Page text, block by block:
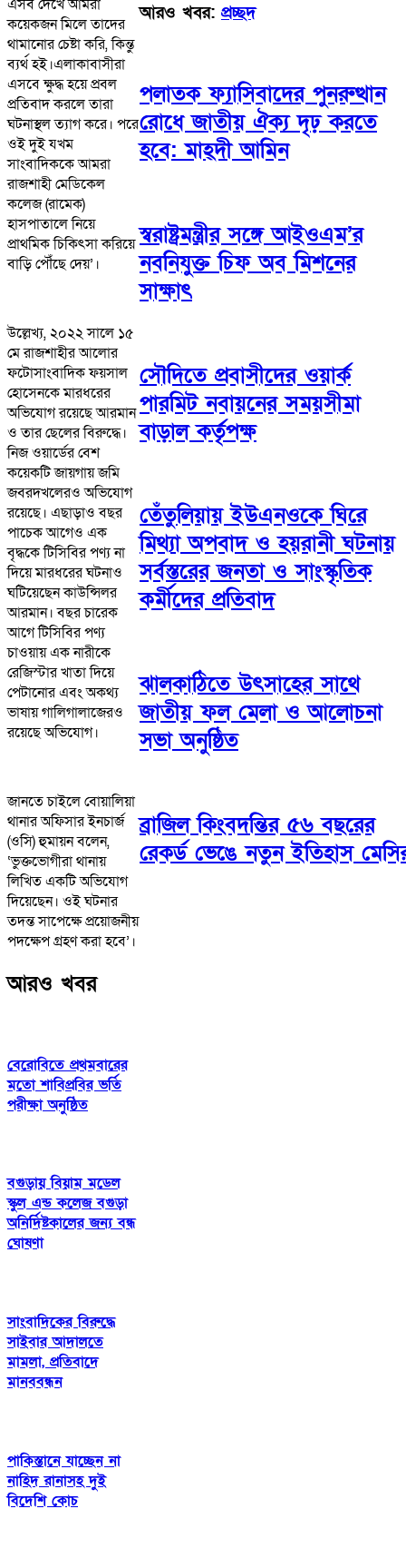
এসব দেখে আমরা
কয়েকজন মিলে তাদের
থামানোর চেষ্টা করি, কিন্তু
ব্যর্থ হই।এলাকাবাসীরা
এসবে ক্ষুদ্ধ হয়ে প্রবল
প্রতিবাদ করলে তারা
ঘটনাস্থল ত্যাগ করে। পরে
ওই দুই যখম
সাংবাদিককে আমরা
রাজশাহী মেডিকেল
কলেজ (রামেক)
হাসপাতালে নিয়ে
প্রাথমিক চিকিৎসা করিয়ে
বাড়ি পৌঁছে দেয়’।
উল্লেখ্য, ২০২২ সালে ১৫
মে রাজশাহীর আলোর
ফটোসাংবাদিক ফয়সাল
হোসেনকে মারধরের
অভিযোগ রয়েছে আরমান
ও তার ছেলের বিরুদ্ধে।
নিজ ওয়ার্ডের বেশ
কয়েকটি জায়গায় জমি
জবরদখলেরও অভিযোগ
রয়েছে। এছাড়াও বছর
পাচেক আগেও এক
বৃদ্ধকে টিসিবির পণ্য না
দিয়ে মারধরের ঘটনাও
ঘটিয়েছেন কাউন্সিলর
আরমান। বছর চারেক
আগে টিসিবির পণ্য
চাওয়ায় এক নারীকে
রেজিস্টার খাতা দিয়ে
পেটানোর এবং অকথ্য
ভাষায় গালিগালাজেরও
রয়েছে অভিযোগ।
জানতে চাইলে বোয়ালিয়া
থানার অফিসার ইনচার্জ
(ওসি) হুমায়ন বলেন,
‘ভুক্তভোগীরা থানায়
লিখিত একটি অভিযোগ
দিয়েছেন। ওই ঘটনার
তদন্ত সাপেক্ষে প্রয়োজনীয়
পদক্ষেপ গ্রহণ করা হবে’।
আরও খবর
বেরোবিতে প্রথমবারের
মতো শাবিপ্রবির ভর্তি
পরীক্ষা অনুষ্ঠিত
বগুড়ায় বিয়াম মডেল
স্কুল এন্ড কলেজ বগুড়া
অনির্দিষ্টকালের জন্য বন্ধ
ঘোষণা
সাংবাদিকের বিরুদ্ধে
সাইবার আদালতে
মামলা, প্রতিবাদে
মানববন্ধন
পাকিস্তানে যাচ্ছেন না
নাহিদ রানাসহ দুই
বিদেশি কোচ
আরও খবর: প্রচ্ছদ
পলাতক ফ্যাসিবাদের পুনরুত্থান
রোধে জাতীয় ঐক্য দৃঢ় করতে
হবে: মাহ্দী আমিন
স্বরাষ্ট্রমন্ত্রীর সঙ্গে আইওএম’র
নবনিযুক্ত চিফ অব মিশনের
সাক্ষাৎ
সৌদিতে প্রবাসীদের ওয়ার্ক
পারমিট নবায়নের সময়সীমা
বাড়াল কর্তৃপক্ষ
তেঁতুলিয়ায় ইউএনওকে ঘিরে
মিথ্যা অপবাদ ও হয়রানী ঘটনায়
সর্বস্তরের জনতা ও সাংস্কৃতিক
কর্মীদের প্রতিবাদ
ঝালকাঠিতে উৎসাহের সাথে
জাতীয় ফল মেলা ও আলোচনা
সভা অনুষ্ঠিত
ব্রাজিল কিংবদন্তির ৫৬ বছরের
রেকর্ড ভেঙে নতুন ইতিহাস